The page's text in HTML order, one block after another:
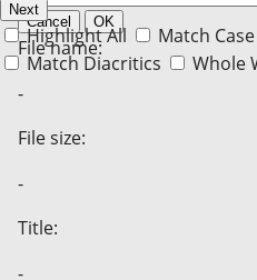
Next
Highlight All
Match Case
Match Diacritics
Whole
Cancel OK
File name:
-
File size:
-
Title:
-